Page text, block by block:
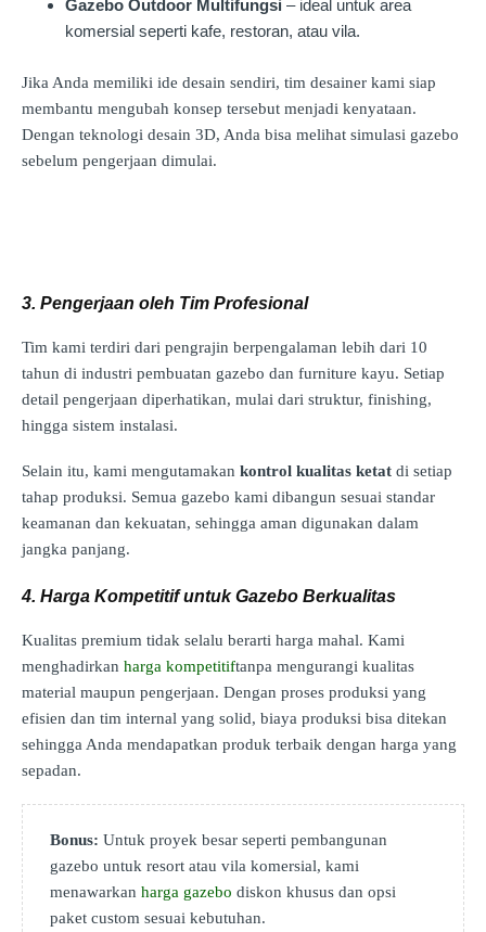
Gazebo Outdoor Multifungsi – ideal untuk area
komersial seperti kafe, restoran, atau vila.
Jika Anda memiliki ide desain sendiri, tim desainer kami siap
membantu mengubah konsep tersebut menjadi kenyataan.
Dengan teknologi desain 3D, Anda bisa melihat simulasi gazebo
sebelum pengerjaan dimulai.
3. Pengerjaan oleh Tim Profesional
Tim kami terdiri dari pengrajin berpengalaman lebih dari 10
tahun di industri pembuatan gazebo dan furniture kayu. Setiap
detail pengerjaan diperhatikan, mulai dari struktur, finishing,
hingga sistem instalasi.
Selain itu, kami mengutamakan kontrol kualitas ketat di setiap
tahap produksi. Semua gazebo kami dibangun sesuai standar
keamanan dan kekuatan, sehingga aman digunakan dalam
jangka panjang.
4. Harga Kompetitif untuk Gazebo Berkualitas
Kualitas premium tidak selalu berarti harga mahal. Kami
menghadirkan harga kompetitiftanpa mengurangi kualitas
material maupun pengerjaan. Dengan proses produksi yang
efisien dan tim internal yang solid, biaya produksi bisa ditekan
sehingga Anda mendapatkan produk terbaik dengan harga yang
sepadan.
Bonus: Untuk proyek besar seperti pembangunan
gazebo untuk resort atau vila komersial, kami
menawarkan harga gazebo diskon khusus dan opsi
paket custom sesuai kebutuhan.